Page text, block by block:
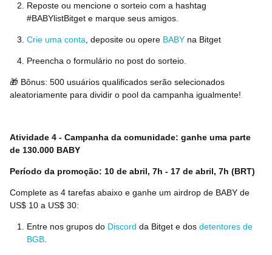
Reposte ou mencione o sorteio com a hashtag
#BABYlistBitget e marque seus amigos.
Crie uma conta , deposite ou opere BABY na Bitget
Preencha o formulário no post do sorteio.
🎁 Bônus: 500 usuários qualificados serão selecionados
aleatoriamente para dividir o pool da campanha igualmente!
Atividade 4 - Campanha da comunidade: ganhe uma parte
de 130.000 BABY
Período da promoção: 10 de abril, 7h - 17 de abril, 7h (BRT)
Complete as 4 tarefas abaixo e ganhe um airdrop de BABY de
US$ 10 a US$ 30:
Entre nos grupos do Discord da Bitget e dos detentores de
BGB